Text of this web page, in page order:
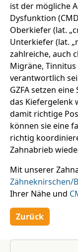
ist der mögliche
Dysfunktion
Oberkiefer (lat.
Unterkiefer (lat.
zahlreiche, auch
Migräne,
verantwortlich
GZFA setzen
das Kiefergelenk
damit richtige
können sie eine
richtig
Zahnabrieb
Mit unserer
Zähneknirschen/
Ihrer Nähe und
Zurück